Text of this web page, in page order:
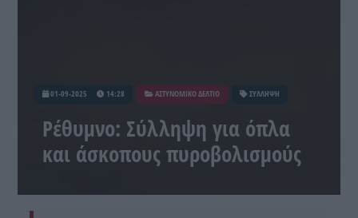
01-09-2025 14:28 ΑΣΤΥΝΟΜΙΚΟ ΔΕΛΤΙΟ ΣΥΛΛΗΨΗ
Ρέθυμνο: Σύλληψη για όπλα
και άσκοπους πυροβολισμούς